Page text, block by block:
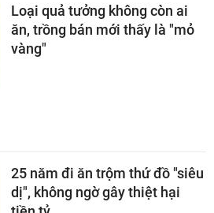
Loại quả tưởng không còn ai
ăn, trồng bán mới thấy là "mỏ
vàng"
25 năm đi ăn trộm thứ đồ "siêu
dị", không ngờ gây thiệt hại